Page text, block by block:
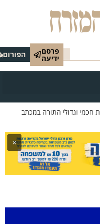
פרסם
ידיעה הפורום
וגדולי התורה במכתב
×